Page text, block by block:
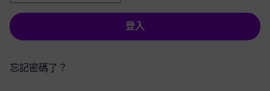
登入
忘記密碼了？